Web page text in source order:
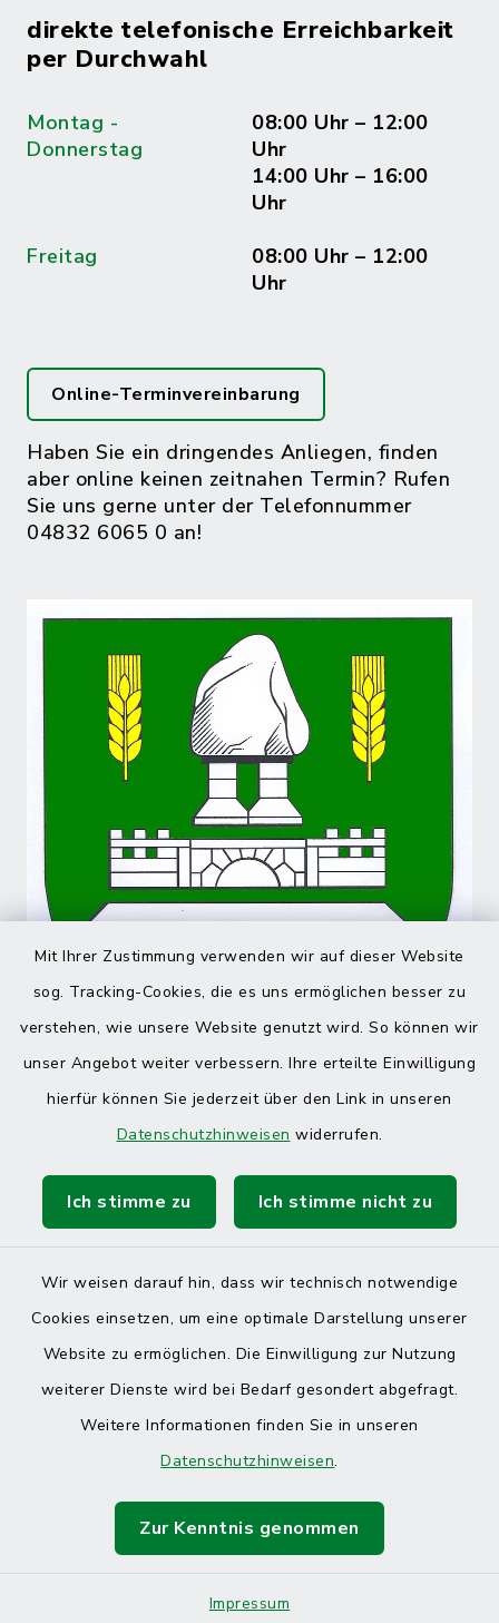
Mit Ihrer Zustimmung verwenden wir auf dieser Website
sog. Tracking-Cookies, die es uns ermöglichen besser zu
verstehen, wie unsere Website genutzt wird. So können wir
unser Angebot weiter verbessern. Ihre erteilte Einwilligung
hierfür können Sie jederzeit über den Link in unseren
Datenschutzhinweisen widerrufen.
Ich stimme zu Ich stimme nicht zu
Wir weisen darauf hin, dass wir technisch notwendige
Cookies einsetzen, um eine optimale Darstellung unserer
Website zu ermöglichen. Die Einwilligung zur Nutzung
weiterer Dienste wird bei Bedarf gesondert abgefragt.
Weitere Informationen finden Sie in unseren
Datenschutzhinweisen.
Zur Kenntnis genommen
Impressum
direkte telefonische Erreichbarkeit
per Durchwahl
Montag -
Donnerstag
08:00 Uhr – 12:00
Uhr
14:00 Uhr – 16:00
Uhr
Freitag
08:00 Uhr – 12:00
Uhr
Online-Terminvereinbarung
Haben Sie ein dringendes Anliegen, finden
aber online keinen zeitnahen Termin? Rufen
Sie uns gerne unter der Telefonnummer
04832 6065 0 an!
Kontakt
Datenschutz
Impressum
Sitemap
Cookie-Einstellungen